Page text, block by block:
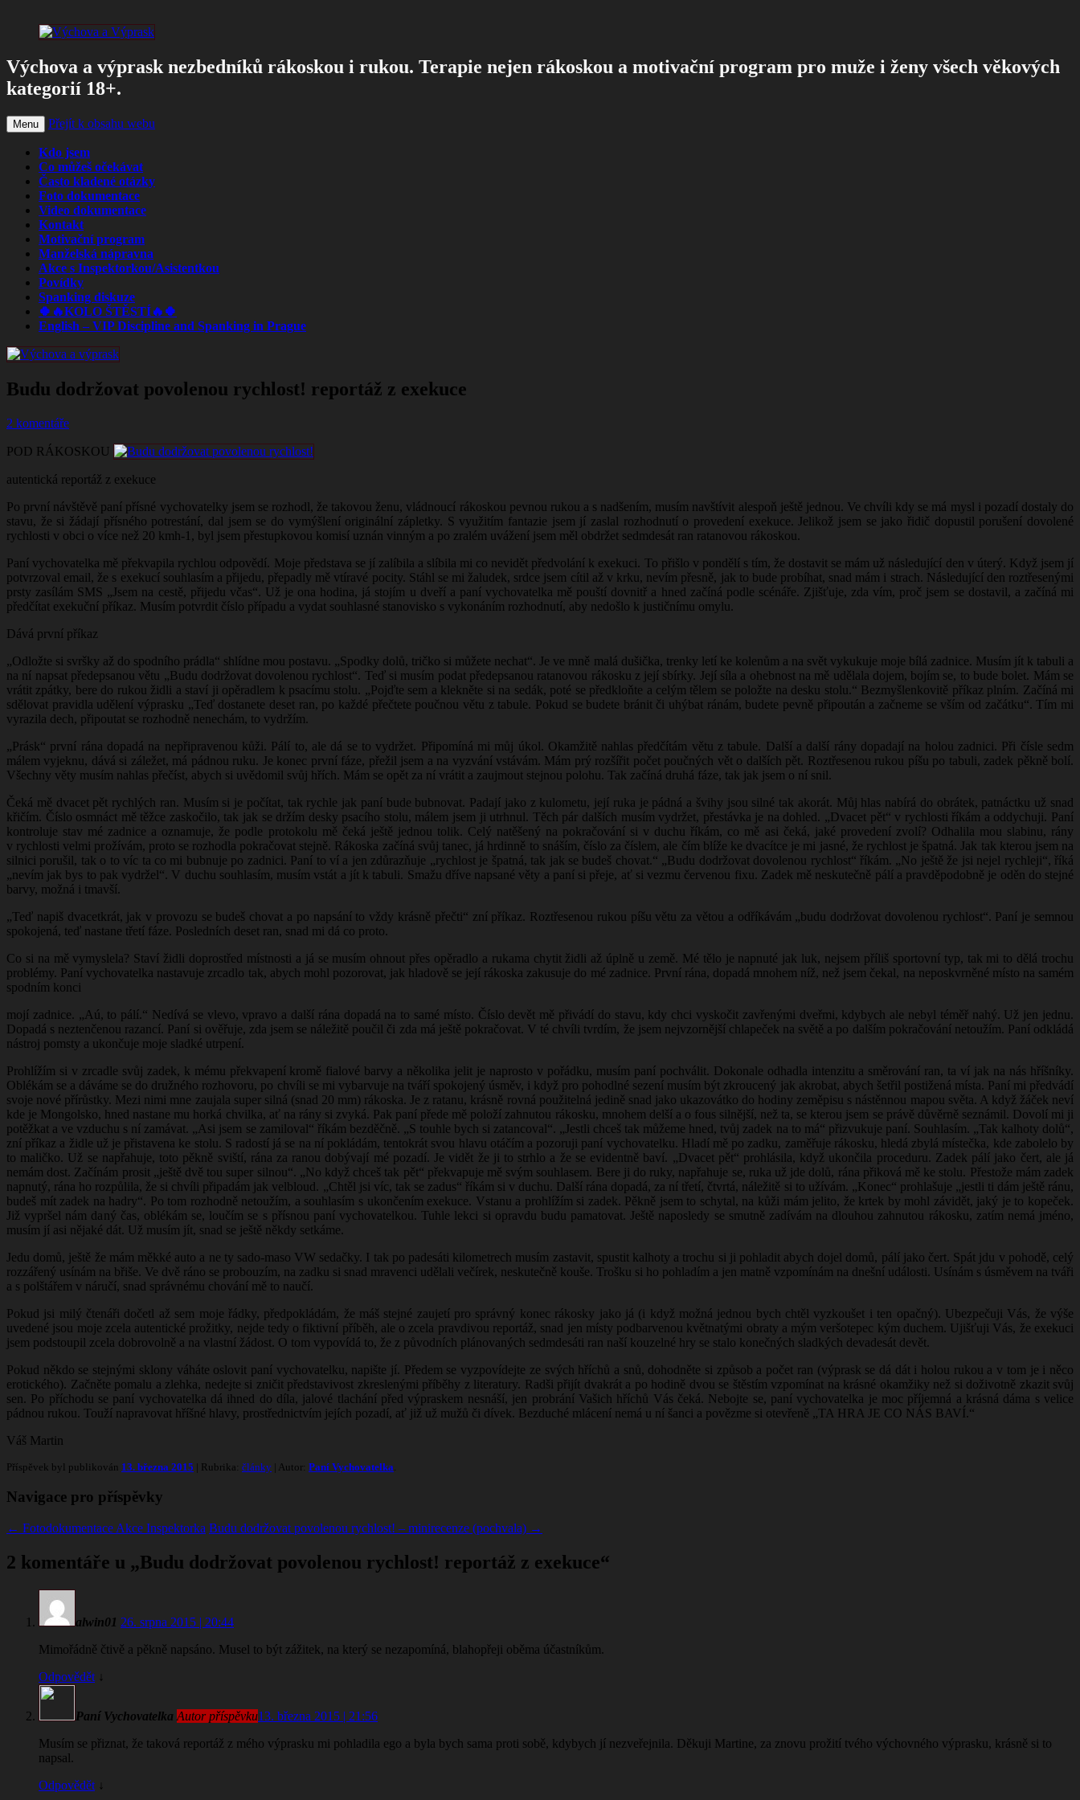
Výchova a výprask nezbedníků rákoskou i rukou. Terapie nejen rákoskou a motivační program pro muže i ženy všech věkových
kategorií 18+.
Menu Přejít k obsahu webu
Kdo jsem
Co můžeš očekávat
Často kladené otázky
Foto dokumentace
Video dokumentace
Kontakt
Motivační program
Manželská nápravna
Akce s Inspektorkou/Asistentkou
Povídky
Spanking diskuze
🍀🔥KOLO ŠTĚSTÍ🔥🍀
English – VIP Discipline and Spanking in Prague
Budu dodržovat povolenou rychlost! reportáž z exekuce
2 komentáře
POD RÁKOSKOU
autentická reportáž z exekuce
Po první návštěvě paní přísné vychovatelky jsem se rozhodl, že takovou ženu, vládnoucí rákoskou pevnou rukou a s nadšením, musím navštívit alespoň ještě jednou. Ve chvíli kdy se má mysl i pozadí dostaly do
stavu, že si žádají přísného potrestání, dal jsem se do vymýšlení originální zápletky. S využitím fantazie jsem jí zaslal rozhodnutí o provedení exekuce. Jelikož jsem se jako řidič dopustil porušení dovolené
rychlosti v obci o více než 20 kmh-1, byl jsem přestupkovou komisí uznán vinným a po zralém uvážení jsem měl obdržet sedmdesát ran ratanovou rákoskou.
Paní vychovatelka mě překvapila rychlou odpovědí. Moje představa se jí zalíbila a slíbila mi co nevidět předvolání k exekuci. To přišlo v pondělí s tím, že dostavit se mám už následující den v úterý. Když jsem jí
potvrzoval email, že s exekucí souhlasím a přijedu, přepadly mě vtíravé pocity. Stáhl se mi žaludek, srdce jsem cítil až v krku, nevím přesně, jak to bude probíhat, snad mám i strach. Následující den roztřesenými
prsty zasílám SMS „Jsem na cestě, přijedu včas“. Už je ona hodina, já stojím u dveří a paní vychovatelka mě pouští dovnitř a hned začíná podle scénáře. Zjišťuje, zda vím, proč jsem se dostavil, a začíná mi
předčítat exekuční příkaz. Musím potvrdit číslo případu a vydat souhlasné stanovisko s vykonáním rozhodnutí, aby nedošlo k justičnímu omylu.
Dává první příkaz
„Odložte si svršky až do spodního prádla“ shlídne mou postavu. „Spodky dolů, tričko si můžete nechat“. Je ve mně malá dušička, trenky letí ke kolenům a na svět vykukuje moje bílá zadnice. Musím jít k tabuli a
na ní napsat předepsanou větu „Budu dodržovat dovolenou rychlost“. Teď si musím podat předepsanou ratanovou rákosku z její sbírky. Její síla a ohebnost na mě udělala dojem, bojím se, to bude bolet. Mám se
vrátit zpátky, bere do rukou židli a staví ji opěradlem k psacímu stolu. „Pojďte sem a klekněte si na sedák, poté se předkloňte a celým tělem se položte na desku stolu.“ Bezmyšlenkovitě příkaz plním. Začíná mi
sdělovat pravidla udělení výprasku „Teď dostanete deset ran, po každé přečtete poučnou větu z tabule. Pokud se budete bránit či uhýbat ránám, budete pevně připoután a začneme se vším od začátku“. Tím mi
vyrazila dech, připoutat se rozhodně nenechám, to vydržím.
„Prásk“ první rána dopadá na nepřipravenou kůži. Pálí to, ale dá se to vydržet. Připomíná mi můj úkol. Okamžitě nahlas předčítám větu z tabule. Další a další rány dopadají na holou zadnici. Při čísle sedm
málem vyjeknu, dává si záležet, má pádnou ruku. Je konec první fáze, přežil jsem a na vyzvání vstávám. Mám prý rozšířit počet poučných vět o dalších pět. Roztřesenou rukou píšu po tabuli, zadek pěkně bolí.
Všechny věty musím nahlas přečíst, abych si uvědomil svůj hřích. Mám se opět za ní vrátit a zaujmout stejnou polohu. Tak začíná druhá fáze, tak jak jsem o ní snil.
Čeká mě dvacet pět rychlých ran. Musím si je počítat, tak rychle jak paní bude bubnovat. Padají jako z kulometu, její ruka je pádná a švihy jsou silné tak akorát. Můj hlas nabírá do obrátek, patnáctku už snad
křičím. Číslo osmnáct mě těžce zaskočilo, tak jak se držím desky psacího stolu, málem jsem ji utrhnul. Těch pár dalších musím vydržet, přestávka je na dohled. „Dvacet pět“ v rychlosti říkám a oddychuji. Paní
kontroluje stav mé zadnice a oznamuje, že podle protokolu mě čeká ještě jednou tolik. Celý natěšený na pokračování si v duchu říkám, co mě asi čeká, jaké provedení zvolí? Odhalila mou slabinu, rány
v rychlosti velmi prožívám, proto se rozhodla pokračovat stejně. Rákoska začíná svůj tanec, já hrdinně to snáším, číslo za číslem, ale čím blíže ke dvacítce je mi jasné, že rychlost je špatná. Jak tak kterou jsem na
silnici porušil, tak o to víc ta co mi bubnuje po zadnici. Paní to ví a jen zdůrazňuje „rychlost je špatná, tak jak se budeš chovat.“ „Budu dodržovat dovolenou rychlost“ říkám. „No ještě že jsi nejel rychleji“, říká
„nevím jak bys to pak vydržel“. V duchu souhlasím, musím vstát a jít k tabuli. Smažu dříve napsané věty a paní si přeje, ať si vezmu červenou fixu. Zadek mě neskutečně pálí a pravděpodobně je oděn do stejné
barvy, možná i tmavší.
„Teď napiš dvacetkrát, jak v provozu se budeš chovat a po napsání to vždy krásně přečti“ zní příkaz. Roztřesenou rukou píšu větu za větou a odříkávám „budu dodržovat dovolenou rychlost“. Paní je semnou
spokojená, teď nastane třetí fáze. Posledních deset ran, snad mi dá co proto.
Co si na mě vymyslela? Staví židli doprostřed místnosti a já se musím ohnout přes opěradlo a rukama chytit židli až úplně u země. Mé tělo je napnuté jak luk, nejsem příliš sportovní typ, tak mi to dělá trochu
problémy. Paní vychovatelka nastavuje zrcadlo tak, abych mohl pozorovat, jak hladově se její rákoska zakusuje do mé zadnice. První rána, dopadá mnohem níž, než jsem čekal, na neposkvrněné místo na samém
spodním konci
mojí zadnice. „Aú, to pálí.“ Nedívá se vlevo, vpravo a další rána dopadá na to samé místo. Číslo devět mě přivádí do stavu, kdy chci vyskočit zavřenými dveřmi, kdybych ale nebyl téměř nahý. Už jen jednu.
Dopadá s neztenčenou razancí. Paní si ověřuje, zda jsem se náležitě poučil či zda má ještě pokračovat. V té chvíli tvrdím, že jsem nejvzornější chlapeček na světě a po dalším pokračování netoužím. Paní odkládá
nástroj pomsty a ukončuje moje sladké utrpení.
Prohlížím si v zrcadle svůj zadek, k mému překvapení kromě fialové barvy a několika jelit je naprosto v pořádku, musím paní pochválit. Dokonale odhadla intenzitu a směrování ran, ta ví jak na nás hříšníky.
Oblékám se a dáváme se do družného rozhovoru, po chvíli se mi vybarvuje na tváří spokojený úsměv, i když pro pohodlné sezení musím být zkroucený jak akrobat, abych šetřil postižená místa. Paní mi předvádí
svoje nové přírůstky. Mezi nimi mne zaujala super silná (snad 20 mm) rákoska. Je z ratanu, krásně rovná použitelná jedině snad jako ukazovátko do hodiny zeměpisu s nástěnnou mapou světa. A když žáček neví
kde je Mongolsko, hned nastane mu horká chvilka, ať na rány si zvyká. Pak paní přede mě položí zahnutou rákosku, mnohem delší a o fous silnější, než ta, se kterou jsem se právě důvěrně seznámil. Dovolí mi ji
potěžkat a ve vzduchu s ní zamávat. „Asi jsem se zamiloval“ říkám bezděčně. „S touhle bych si zatancoval“. „Jestli chceš tak můžeme hned, tvůj zadek na to má“ přizvukuje paní. Souhlasím. „Tak kalhoty dolů“,
zní příkaz a židle už je přistavena ke stolu. S radostí já se na ní pokládám, tentokrát svou hlavu otáčím a pozoruji paní vychovatelku. Hladí mě po zadku, zaměřuje rákosku, hledá zbylá místečka, kde zabolelo by
to maličko. Už se napřahuje, toto pěkně sviští, rána za ranou dobývají mé pozadí. Je vidět že ji to strhlo a že se evidentně baví. „Dvacet pět“ prohlásila, když ukončila proceduru. Zadek pálí jako čert, ale já
nemám dost. Začínám prosit „ještě dvě tou super silnou“. „No když chceš tak pět“ překvapuje mě svým souhlasem. Bere ji do ruky, napřahuje se, ruka už jde dolů, rána přiková mě ke stolu. Přestože mám zadek
napnutý, rána ho rozpůlila, že si chvíli připadám jak velbloud. „Chtěl jsi víc, tak se zadus“ říkám si v duchu. Další rána dopadá, za ní třetí, čtvrtá, náležitě si to užívám. „Konec“ prohlašuje „jestli ti dám ještě ránu,
budeš mít zadek na hadry“. Po tom rozhodně netoužím, a souhlasím s ukončením exekuce. Vstanu a prohlížím si zadek. Pěkně jsem to schytal, na kůži mám jelito, že krtek by mohl závidět, jaký je to kopeček.
Již vypršel nám daný čas, oblékám se, loučím se s přísnou paní vychovatelkou. Tuhle lekci si opravdu budu pamatovat. Ještě naposledy se smutně zadívám na dlouhou zahnutou rákosku, zatím nemá jméno,
musím jí asi nějaké dát. Už musím jít, snad se ještě někdy setkáme.
Jedu domů, ještě že mám měkké auto a ne ty sado-maso VW sedačky. I tak po padesáti kilometrech musím zastavit, spustit kalhoty a trochu si ji pohladit abych dojel domů, pálí jako čert. Spát jdu v pohodě, celý
rozzářený usínám na břiše. Ve dvě ráno se probouzím, na zadku si snad mravenci udělali večírek, neskutečně kouše. Trošku si ho pohladím a jen matně vzpomínám na dnešní události. Usínám s úsměvem na tváři
a s polštářem v náručí, snad správnému chování mě to naučí.
Pokud jsi milý čtenáři dočetl až sem moje řádky, předpokládám, že máš stejné zaujetí pro správný konec rákosky jako já (i když možná jednou bych chtěl vyzkoušet i ten opačný). Ubezpečuji Vás, že výše
uvedené jsou moje zcela autentické prožitky, nejde tedy o fiktivní příběh, ale o zcela pravdivou reportáž, snad jen místy podbarvenou květnatými obraty a mým veršotepec kým duchem. Ujišťuji Vás, že exekuci
jsem podstoupil zcela dobrovolně a na vlastní žádost. O tom vypovídá to, že z původních plánovaných sedmdesáti ran naší kouzelné hry se stalo konečných sladkých devadesát devět.
Pokud někdo se stejnými sklony váháte oslovit paní vychovatelku, napište jí. Předem se vyzpovídejte ze svých hříchů a snů, dohodněte si způsob a počet ran (výprask se dá dát i holou rukou a v tom je i něco
erotického). Začněte pomalu a zlehka, nedejte si zničit představivost zkreslenými příběhy z literatury. Radši přijít dvakrát a po hodině dvou se štěstím vzpomínat na krásné okamžiky než si doživotně zkazit svůj
sen. Po příchodu se paní vychovatelka dá ihned do díla, jalové tlachání před výpraskem nesnáší, jen probrání Vašich hříchů Vás čeká. Nebojte se, paní vychovatelka je moc příjemná a krásná dáma s velice
pádnou rukou. Touží napravovat hříšné hlavy, prostřednictvím jejích pozadí, ať již už mužů či dívek. Bezduché mlácení nemá u ní šanci a povězme si otevřeně „TA HRA JE CO NÁS BAVÍ.“
Váš Martin
Příspěvek byl publikován 13. března 2015 | Rubrika: články | Autor: Paní Vychovatelka
Navigace pro příspěvky
← Fotodokumentace Akce Inspektorka Budu dodržovat povolenou rychlost! – minirecenze (pochvala) →
2 komentáře u „Budu dodržovat povolenou rychlost! reportáž z exekuce“
alwin01 26. srpna 2015 | 20:44
Mimořádně čtivě a pěkně napsáno. Musel to být zážitek, na který se nezapomíná, blahopřeji oběma účastníkům.
Odpovědět ↓
Paní Vychovatelka Autor příspěvku13. března 2015 | 21:56
Musím se přiznat, že taková reportáž z mého výprasku mi pohladila ego a byla bych sama proti sobě, kdybych jí nezveřejnila. Děkuji Martine, za znovu prožití tvého výchovného výprasku, krásně si to
napsal.
Odpovědět ↓